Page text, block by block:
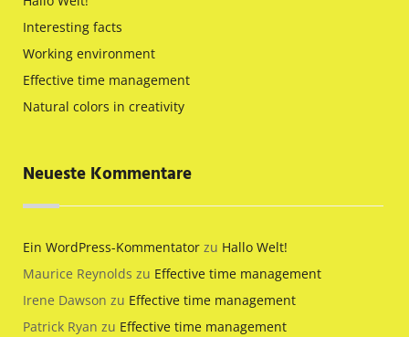
Interesting facts
Working environment
Effective time management
Natural colors in creativity
Neueste Kommentare
Ein WordPress-Kommentatorzu Hallo Welt!
Maurice Reynolds zu Effective time management
Irene Dawson zu Effective time management
Patrick Ryan zu Effective time management